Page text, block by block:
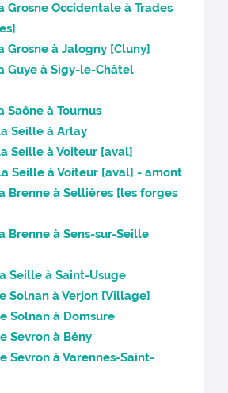
Grosne Occidentale à Trades
Grosne à Jalogny [Cluny]
Guye à Sigy-le-Châtel
Saône à Tournus
Seille à Arlay
Seille à Voiteur [aval]
Seille à Voiteur [aval] - amont
Brenne à Sellières [les forges
Brenne à Sens-sur-Seille
Seille à Saint-Usuge
Solnan à Verjon [Village]
Solnan à Domsure
Sevron à Bény
Sevron à Varennes-Saint-